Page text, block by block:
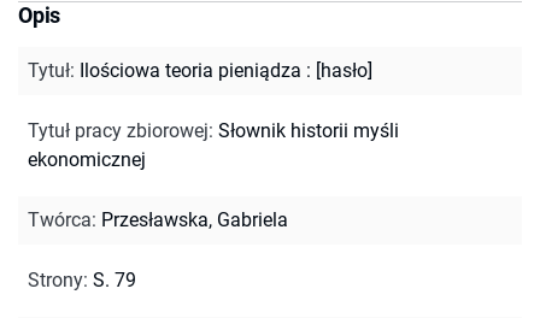
Opis
Tytuł: Ilościowa teoria pieniądza : [hasło]
Tytuł pracy zbiorowej: Słownik historii myśli
ekonomicznej
Twórca: Przesławska, Gabriela
Strony: S. 79